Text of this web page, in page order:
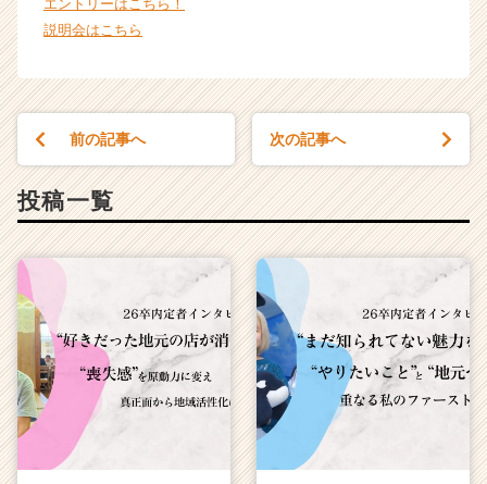
ス
ト
就
ト
ア
キ
ャ
リ
ア
エントリーはこちら！
説明会はこちら
前の記事へ 次の記事へ
投稿一覧